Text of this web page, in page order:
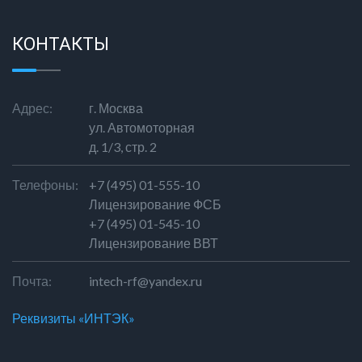
КОНТАКТЫ
Адрес:
г. Москва
ул. Автомоторная
д. 1/3, стр. 2
Телефоны:
+7 (495) 01-555-10
Лицензирование ФСБ
+7 (495) 01-545-10
Лицензирование ВВТ
Почта: intech-rf@yandex.ru
Реквизиты «ИНТЭК»